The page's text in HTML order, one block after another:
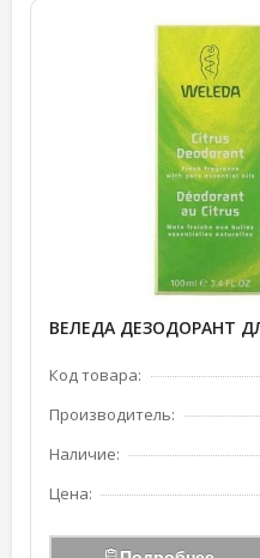
ВЕЛЕДА ДЕЗОДОРАНТ
Код товара:
Производитель:
Наличие:
Цена: